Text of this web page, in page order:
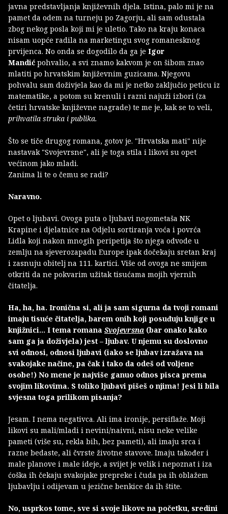
javna predstavljanja književnih djela. Istina, palo mi je na
pamet da odem na turneju po Zagorju, ali sam odustala
zbog nekog posla koji mi je uletio. Tako na kraju konaca
nisam uopće radila na marketingu svog romanesknog
prvijenca. No onda se dogodilo da ga je Igor
Mandić pohvalio, a svi znamo kakvom je on šibom znao
mlatiti po hrvatskim književnim guzicama. Njegovu
pohvalu sam doživjela kao da mi je netko zaključio peticu iz
matematike, a potom su krenuli i razni najuži izbori (za
četiri hrvatske književne nagrade) te me je, kak se to veli,
prihvatila struka i publika.
Što se tiče drugog romana, gotov je. "Hrvatska mati" nije
nastavak "Svojevrsne", ali je toga stila i likovi su opet
većinom jako mladi.
Zanima li te o čemu se radi?
Naravno.
Opet o ljubavi. Ovoga puta o ljubavi nogometaša NK
Krapine i djelatnice na Odjelu sortiranja voća i povrća
Lidla koji nakon mnogih peripetija što njega odvode u
zemlju na sjeverozapadu Europe ipak dočekaju sretan kraj
i zasnuju obitelj na 111. kartici. Više od ovoga ne smijem
otkriti da ne pokvarim užitak tisućama mojih vjernih
čitatelja.
Ha, ha, ha. Ironična si, ali ja sam sigurna da tvoji romani
imaju tisuće čitatelja, barem onih koji posuđuju knjige u
knjižnici… I tema romana Svojevrsna (bar onako kako
sam ga ja doživjela) jest – ljubav. U njemu su doslovno
svi odnosi, odnosi ljubavi (iako se ljubav izražava na
svakojake načine, pa čak i tako da odeš od voljene
osobe!) No mene je najviše ganuo odnos pisca prema
svojim likovima. S toliko ljubavi pišeš o njima! Jesi li bila
svjesna toga prilikom pisanja?
Jesam. I nema negativca. Ali ima ironije, persiflaže. Moji
likovi su mali/mladi i nevini/naivni, nisu neke velike
pameti (više su, rekla bih, bez pameti), ali imaju srca i
razne bedaste, ali čvrste životne stavove. Imaju također i
male planove i male ideje, a svijet je velik i nepoznat i iza
ćoška ih čekaju svakojake prepreke i čuda pa ih oblažem
ljubavlju i odijevam u jezične benkice da ih štite.
No, usprkos tome, sve si svoje likove na početku, sredini